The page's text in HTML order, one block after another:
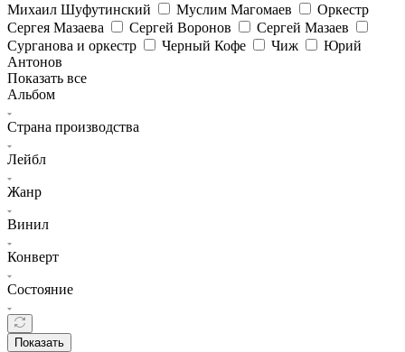
Михаил Шуфутинский
Муслим Магомаев
Оркестр
Сергея Мазаева
Сергей Воронов
Сергей Мазаев
Сурганова и оркестр
Черный Кофе Чиж
Юрий
Антонов
Показать все
Альбом
Страна производства
Лейбл
Жанр
Винил
Конверт
Состояние
Показать